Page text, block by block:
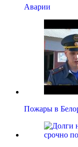
Аварии
Пожары в